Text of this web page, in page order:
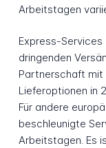
Arbeitstagen
Express-
dringenden
Partnerschaft mit
Lieferoptionen in
Für andere
beschleunigte
Arbeitstagen. Es